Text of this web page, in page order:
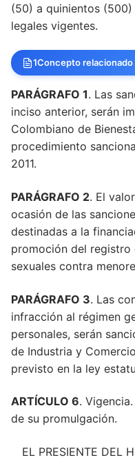
(50) a quinientos (500)
legales vigentes.
1Concepto relacionado
PARÁGRAFO 1. Las
inciso anterior, serán
Colombiano de
procedimiento
2011.
PARÁGRAFO 2. El
ocasión de las
destinadas a la
promoción del
sexuales contra
PARÁGRAFO 3. Las
infracción al régimen
personales, serán
de Industria y
previsto en la ley
ARTÍCULO 6.
de su promulgación.
EL PRESIENTE DEL